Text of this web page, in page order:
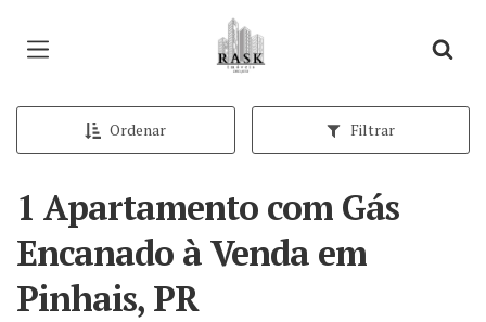
Página inicial
Ordenar Filtrar
1 Apartamento com Gás
Encanado à Venda em
Pinhais, PR